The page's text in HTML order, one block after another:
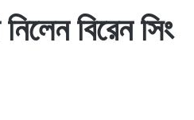
বিরেন সিং